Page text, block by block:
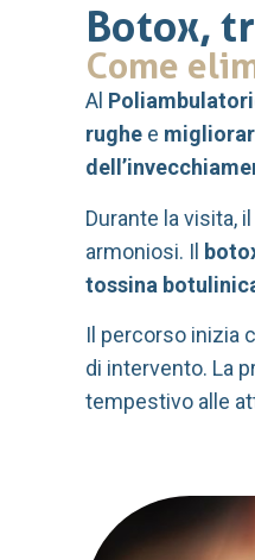
Botox,
Come
Al
rughe e
Durante la visita, il
armoniosi. Il
tossina
Il percorso inizia
di intervento. La
tempestivo alle